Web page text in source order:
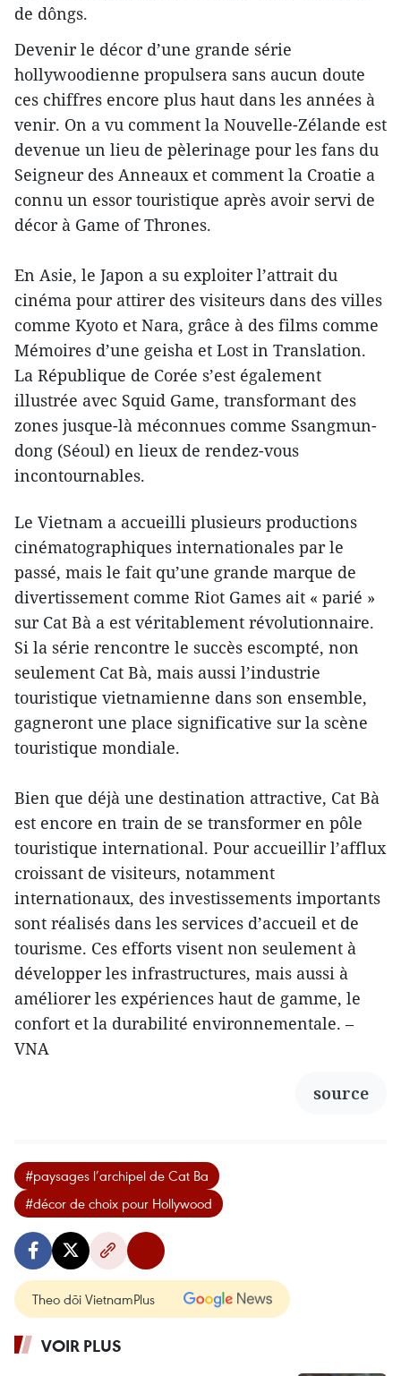
de dôngs.
Devenir le décor d’une grande série
hollywoodienne propulsera sans aucun doute
ces chiffres encore plus haut dans les années à
venir. On a vu comment la Nouvelle-Zélande est
devenue un lieu de pèlerinage pour les fans du
Seigneur des Anneaux et comment la Croatie a
connu un essor touristique après avoir servi de
décor à Game of Thrones.
En Asie, le Japon a su exploiter l’attrait du
cinéma pour attirer des visiteurs dans des villes
comme Kyoto et Nara, grâce à des films comme
Mémoires d’une geisha et Lost in Translation.
La République de Corée s’est également
illustrée avec Squid Game, transformant des
zones jusque-là méconnues comme Ssangmun-
dong (Séoul) en lieux de rendez-vous
incontournables.
Le Vietnam a accueilli plusieurs productions
cinématographiques internationales par le
passé, mais le fait qu’une grande marque de
divertissement comme Riot Games ait « parié »
sur Cat Bà a est véritablement révolutionnaire.
Si la série rencontre le succès escompté, non
seulement Cat Bà, mais aussi l’industrie
touristique vietnamienne dans son ensemble,
gagneront une place significative sur la scène
touristique mondiale.
Bien que déjà une destination attractive, Cat Bà
est encore en train de se transformer en pôle
touristique international. Pour accueillir l’afflux
croissant de visiteurs, notamment
internationaux, des investissements importants
sont réalisés dans les services d’accueil et de
tourisme. Ces efforts visent non seulement à
développer les infrastructures, mais aussi à
améliorer les expériences haut de gamme, le
confort et la durabilité environnementale. –
VNA
source
#paysages l’archipel de Cat Ba
#décor de choix pour Hollywood
Theo dõi VietnamPlus
VOIR PLUS